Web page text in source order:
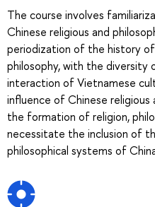
The course involves
Chinese religious and
periodization of the history of
philosophy, with the diversity
interaction of Vietnamese
influence of Chinese religious
the formation of religion,
necessitate the inclusion of
philosophical systems of